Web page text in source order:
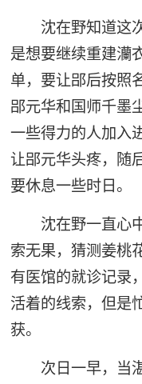
沈在野知道这
是想要继续重建灡
单，要让郘后按照
郘元华和国师千墨
一些得力的人加入
让郘元华头疼，随
要休息一些时日。
沈在野一直心
索无果，猜测姜桃
有医馆的就诊记录
活着的线索，但是
获。
次日一早，当